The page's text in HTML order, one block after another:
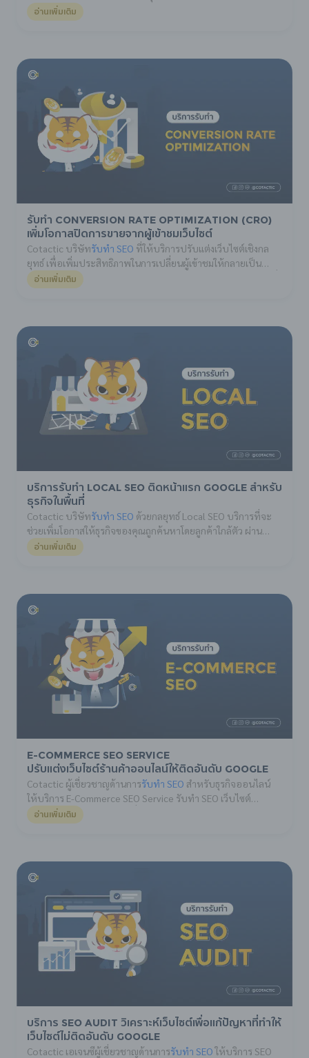
ของคุณถูกเลือกโดย Generative AI เช่น เช่น Gemini, ChatGPT,
Perplexity, Copilot และอื่น ๆ ในฐานะแหล่งข้อมูลที่มีคุณภาพ
อ่านเพิ่มเติม
รับทำ Conversion Rate Optimization (CRO)
เพิ่มโอกาสปิดการขายจากผู้เข้าชมเว็บไซต์
Cotactic บริษัทรับทำ SEO ที่ให้บริการปรับแต่งเว็บไซต์เชิงกล
ยุทธ์ เพื่อเพิ่มประสิทธิภาพในการเปลี่ยนผู้เข้าชมให้กลายเป็น
ลูกค้าจริง ผ่านเทคนิค Conversion Rate Optimization (CRO) ที่
มุ่งเน้นทั้งด้านการออกแบบ ประสบการณ์ผู้ใช้ และข้อมูลเชิงลึก เรา
เว็บไซต์ก่อนทำรายการ จากนั้นนำข้อมูลที่ได้มาปรับปรุงโครงสร้าง
และองค์ประกอบของเว็บไซต์ให้ตอบโจทย์เป้าหมายของธุรกิจ
อ่านเพิ่มเติม
บริการรับทำ Local SEO ติดหน้าแรก Google สำหรับ
ธุรกิจในพื้นที่
Cotactic บริษัทรับทำ SEO ด้วยกลยุทธ์ Local SEO บริการที่จะ
ช่วยเพิ่มโอกาสให้ธุรกิจของคุณถูกค้นหาโดยลูกค้าใกล้ตัว ผ่าน
กลยุทธ์การปรับแต่งเว็บไซต์และข้อมูลธุรกิจให้เหมาะกับการ
ค้นหาในพื้นที่ (Local Search) และ Google Maps โดยเฉพาะ
ออนไลน์และออฟไลน์
อ่านเพิ่มเติม
E-Commerce SEO Service
ปรับแต่งเว็บไซต์ร้านค้าออนไลน์ให้ติดอันดับ Google
Cotactic ผู้เชี่ยวชาญด้านการรับทำ SEO สำหรับธุรกิจออนไลน์
ให้บริการ E-Commerce SEO Service รับทำ SEO เว็บไซต์
อีคอมเมิร์ซแบบครบวงจร เพื่อช่วยให้ร้านค้าออนไลน์ของคุณ ติด
อันดับบนหน้าแรกของ Google และเพิ่มยอดขาย เราเข้าใจดีว่า
เปลี่ยนแปลงอย่างรวดเร็ว ดังนั้นบริการของเราจึงออกแบบมาให้
ตอบโจทย์การเติบโตของร้านค้าออนไลน์โดยเฉพาะ
อ่านเพิ่มเติม
บริการ SEO Audit วิเคราะห์เว็บไซต์เพื่อแก้ปัญหาที่ทำให้
เว็บไซต์ไม่ติดอันดับ Google
Cotactic เอเจนซีผู้เชี่ยวชาญด้านการรับทำ SEOให้บริการ SEO